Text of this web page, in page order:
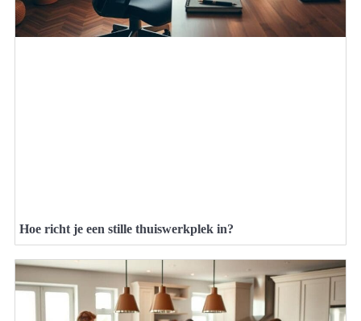
Hoe richt je een stille thuiswerkplek in?